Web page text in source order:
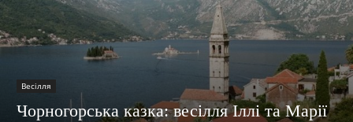
Весілля
Чорногорська казка: весілля Іллі та Марії